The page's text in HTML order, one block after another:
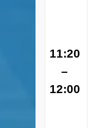
11:20
–
12:00